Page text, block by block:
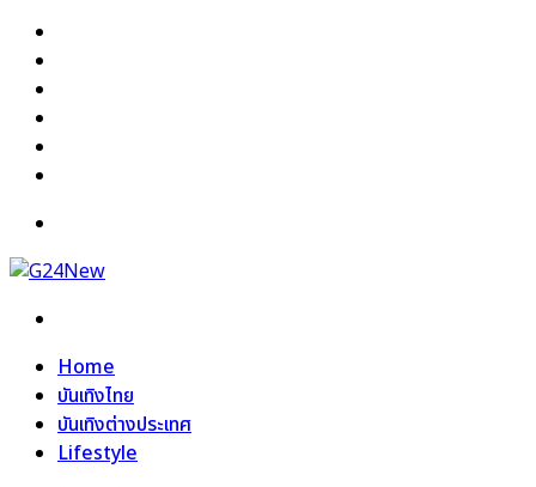
Home
บันเทิงไทย
บันเทิงต่างประเทศ
Lifestyle